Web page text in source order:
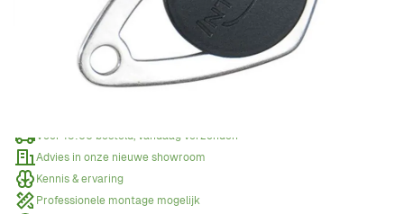
Offerte aanvragen
Wanneer een offerte aanvragen?
Voor 15:00 besteld, vandaag verzonden
Advies in onze nieuwe showroom
Kennis & ervaring
Professionele montage mogelijk